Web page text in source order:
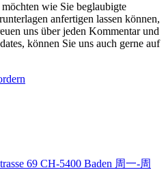
wie Sie beglaubigte
anfertigen lassen können,
uns über jeden Kommentar und
können Sie uns auch gerne auf
69 CH-5400 Baden 周一-周